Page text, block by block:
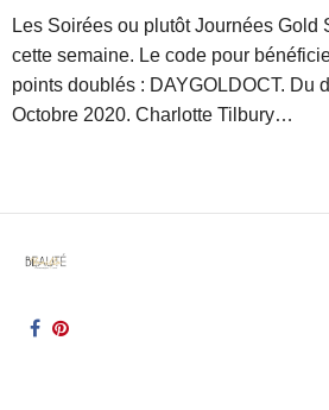
Les Soirées ou plutôt Journées Gold
cette semaine. Le code pour
points doublés : DAYGOLDOCT. Du
Octobre 2020. Charlotte Tilbury…